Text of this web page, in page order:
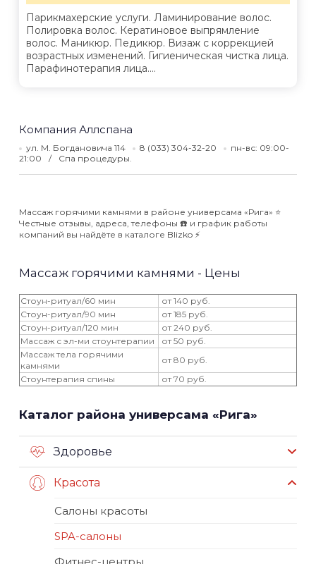
Парикмахерские услуги. Ламинирование волос.
Полировка волос. Кератиновое выпрямление
волос. Маникюр. Педикюр. Визаж с коррекцией
возрастных изменений. Гигиеническая чистка лица.
Парафинотерапия лица....
Компания Аллспана
ул. М. Богдановича 114 8 (033) 304-32-20
пн-вс: 09:00-
21:00
Спа процедуры.
Массаж горячими камнями в районе универсама «Рига» ⭐️
Честные отзывы, адреса, телефоны ☎️ и график работы
компаний вы найдёте в каталоге Blizko ⚡️
Массаж горячими камнями - Цены
Стоун-ритуал/60 мин
от 140 руб.
Стоун-ритуал/90 мин
от 185 руб.
Стоун-ритуал/120 мин
от 240 руб.
Массаж с эл-ми стоунтерапии
от 50 руб.
Массаж тела горячими
камнями
от 80 руб.
Стоунтерапия спины
от 70 руб.
Каталог района универсама «Рига»
Здоровье
Красота
Салоны красоты
SPA-салоны